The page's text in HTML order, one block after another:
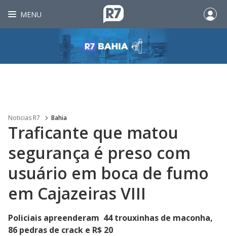
MENU
Noticias R7 Bahia
Traficante que matou
segurança é preso com
usuário em boca de fumo
em Cajazeiras VIII
Policiais apreenderam 44 trouxinhas de maconha,
86 pedras de crack e R$ 20